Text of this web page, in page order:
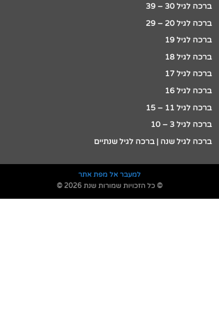
ברכה לגיל 30 – 39
ברכה לגיל 20 – 29
ברכה לגיל 19
ברכה לגיל 18
ברכה לגיל 17
ברכה לגיל 16
ברכה לגיל 11 – 15
ברכה לגיל 3 – 10
ברכה לגיל שנה | ברכה לגיל שנתיים
למעבר אל מפת אתר
© כל הזכויות שמורות שנת 2026 ©